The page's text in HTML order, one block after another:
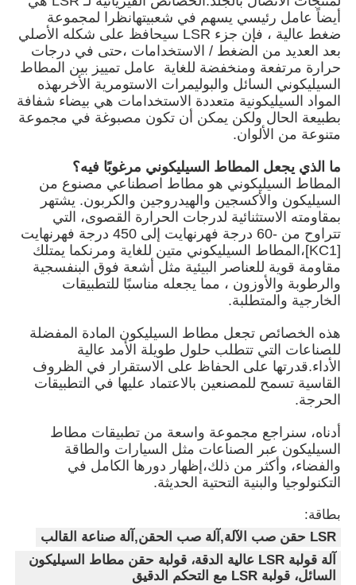
جولة في المعمل
ضبط الجودة
اتصل بنا
أخبار
جميع القضايا
طلب اقتباس
LSR حقن صب الآلة
آلة صناعة القالب بالاندراج
نظام الجرعات LSR
ملحقات آلة التشكيل بالحقن
أيضاً عامل رئيسي يسهم في شعبيتهانظرا لمجموعة
ضغط عالية ، فإن جزء LSR سيحافظ على شكله الأصلي
بعد العديد من الضغط / الاستخدامات ،حتى في درجات
حرارة مرتفعة ومنخفضة للغاية ‬ عامل تمييز بين المطاط
السيليكوني السائل والبوليمرات الاستومرية الأخرىهذه
المواد السيليكونية متعددة الاستخدامات هي بيضاء شفافة
بطبيعة الحال ولكن يمكن أن تكون مصبوغة في مجموعة
متنوعة من الألوان.
ما الذي يجعل المطاط السيليكوني مرغوبًا فيه؟
المطاط السيليكوني هو مطاط اصطناعي مصنوع من
السيليكون والأكسجين والهيدروجين والكربون. يشتهر
بمقاومته الاستثنائية لدرجات الحرارة القصوى، التي
تتراوح من -60 درجة فهرنهايت إلى 450 درجة فهرنهايت
[KC1]،المطاط السيليكوني متين للغاية ومرنكما يمتلك
مقاومة قوية للعناصر البيئية مثل أشعة فوق البنفسجية
والرطوبة والأوزون ، مما يجعله مناسبًا للتطبيقات
الخارجية والمتطلبة.
هذه الخصائص تجعل مطاط السيليكون المادة المفضلة
للصناعات التي تتطلب حلول طويلة الأمد عالية
الأداء.قدرتها على الحفاظ على الاستقرار في الظروف
القاسية تسمح للمصنعين بالاعتماد عليها في التطبيقات
الحرجة.
أدناه، سنراجع مجموعة واسعة من تطبيقات مطاط
السيليكون عبر الصناعات مثل السيارات والطاقة
والفضاء، وأكثر من ذلك،إظهار دورها الكامل في
التكنولوجيا والبنية التحتية الحديثة.
بطاقة:
LSR حقن صب الآلة,آلة صب الحقن,آلة صناعة القالب
آلة قولبة LSR عالية الدقة، قولبة حقن مطاط السيليكون
السائل، قولبة LSR مع التحكم الدقيق